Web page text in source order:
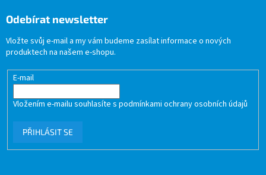
Odebírat newsletter
Vložte svůj e-mail a my vám budeme zasílat informace o nových
produktech na našem e-shopu.
E-mail
Vložením e-mailu souhlasíte s podmínkami ochrany osobních údajů
PŘIHLÁSIT SE